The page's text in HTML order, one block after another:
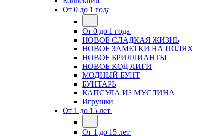
От 0 до 1 года
От 0 до 1 года
НОВОЕ СЛАДКАЯ ЖИЗНЬ
НОВОЕ ЗАМЕТКИ НА ПОЛЯХ
НОВОЕ БРИЛЛИАНТЫ
НОВОЕ КОД ЛИГИ
МОДНЫЙ БУНТ
БУНТАРЬ
КАПСУЛА ИЗ МУСЛИНА
Игрушки
От 1 до 15 лет
От 1 до 15 лет